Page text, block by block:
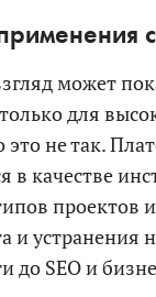
может
для
это не так.
в качестве
проектов
и устранения
до SEO и